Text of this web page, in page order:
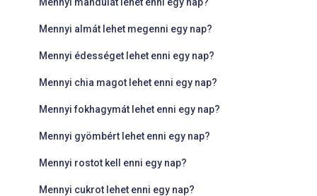
Mennyi almát lehet megenni egy nap?
Mennyi édességet lehet enni egy nap?
Mennyi chia magot lehet enni egy nap?
Mennyi fokhagymát lehet enni egy nap?
Mennyi gyömbért lehet enni egy nap?
Mennyi rostot kell enni egy nap?
Mennyi cukrot lehet enni egy nap?